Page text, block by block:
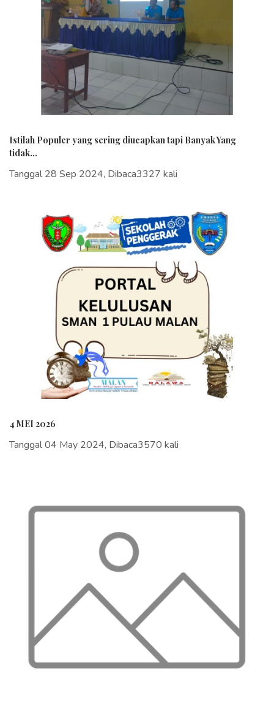
Istilah Populer yang sering diucapkan tapi Banyak Yang
tidak...
Tanggal 28 Sep 2024, Dibaca3327 kali
4 MEI 2026
Tanggal 04 May 2024, Dibaca3570 kali